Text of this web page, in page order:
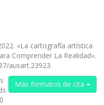
«La cartografía artística
Comprender La Realidad».
ausart.23923.
Más formatos de cita
0